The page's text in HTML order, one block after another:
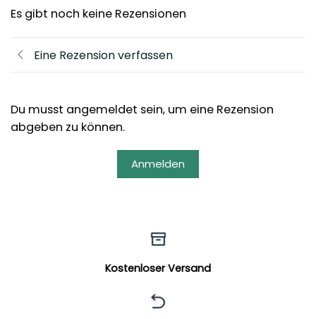
Es gibt noch keine Rezensionen
Eine Rezension verfassen
Du musst angemeldet sein, um eine Rezension
abgeben zu können.
Anmelden
Kostenloser Versand